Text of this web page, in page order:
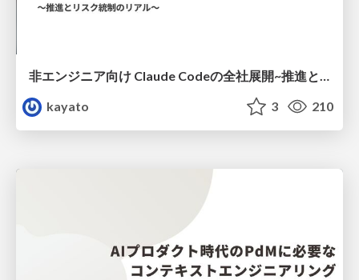
非エンジニア向け Claude Codeの全社展開~推進とリスク統制のリアル~ #プロヒス2026 #プロダクトヒストリーカンファレンス 2026
kayato
3 210